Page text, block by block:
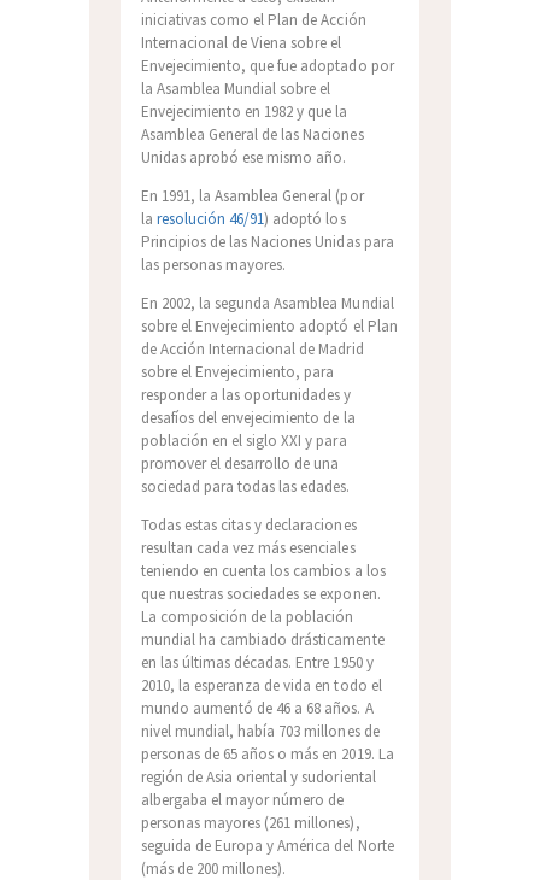
iniciativas como el Plan de Acción
Internacional de Viena sobre el
Envejecimiento, que fue adoptado por
la Asamblea Mundial sobre el
Envejecimiento en 1982 y que la
Asamblea General de las Naciones
Unidas aprobó ese mismo año.
En 1991, la Asamblea General (por
la resolución 46/91) adoptó los
Principios de las Naciones Unidas para
las personas mayores.
En 2002, la segunda Asamblea Mundial
sobre el Envejecimiento adoptó el Plan
de Acción Internacional de Madrid
sobre el Envejecimiento, para
responder a las oportunidades y
desafíos del envejecimiento de la
población en el siglo XXI y para
promover el desarrollo de una
sociedad para todas las edades.
Todas estas citas y declaraciones
resultan cada vez más esenciales
teniendo en cuenta los cambios a los
que nuestras sociedades se exponen.
La composición de la población
mundial ha cambiado drásticamente
en las últimas décadas. Entre 1950 y
2010, la esperanza de vida en todo el
mundo aumentó de 46 a 68 años. A
nivel mundial, había 703 millones de
personas de 65 años o más en 2019. La
región de Asia oriental y sudoriental
albergaba el mayor número de
personas mayores (261 millones),
seguida de Europa y América del Norte
(más de 200 millones).